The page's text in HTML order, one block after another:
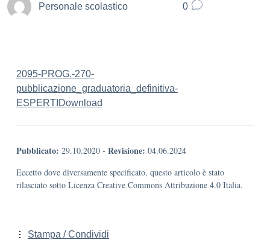
Personale scolastico 0
2095-PROG.-270-
pubblicazione_graduatoria_definitiva-
ESPERTI Download
Pubblicato: 29.10.2020 - Revisione: 04.06.2024
Eccetto dove diversamente specificato, questo articolo è stato
rilasciato sotto Licenza Creative Commons Attribuzione 4.0 Italia.
Stampa / Condividi